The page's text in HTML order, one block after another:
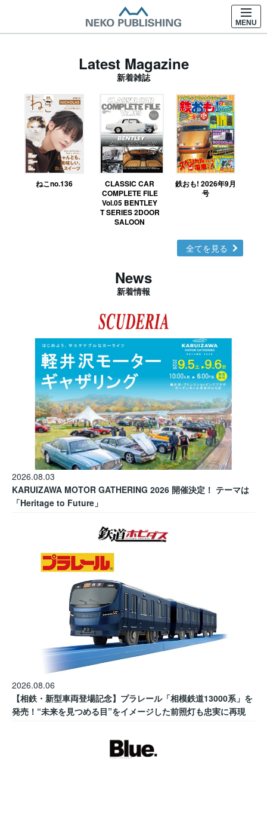
MENU
Latest Magazine
新着雑誌
ねこno.136
CLASSIC CAR
COMPLETE FILE
Vol.05 BENTLEY
T SERIES 2DOOR
SALOON
鉄おも! 2026年9月
号
全てを見る
News
新着情報
2026.08.03
KARUIZAWA MOTOR GATHERING 2026 開催決定！ テーマは
「Heritage to Future」
2026.08.06
【相鉄・新型車両登場記念】プラレール「相模鉄道13000系」を
発売！“未来を見つめる目”をイメージした前照灯も忠実に再現